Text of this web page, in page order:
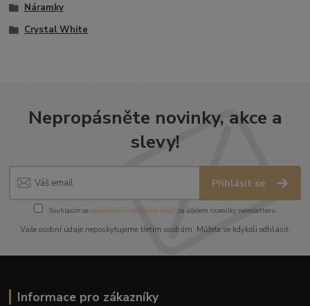
Náramky
Crystal White
Nepropásněte novinky, akce a
slevy!
Přihlásit se
Souhlasím se zpracováním osobních údajůza účelem rozesílky newsletteru.
Vaše osobní údaje neposkytujeme třetím osobám. Můžete se kdykoli odhlásit.
Informace pro zákazníky